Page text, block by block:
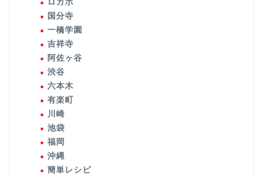
ロカボ
国分寺
一橋学園
吉祥寺
阿佐ヶ谷
渋谷
六本木
有楽町
川崎
池袋
福岡
沖縄
簡単レシピ